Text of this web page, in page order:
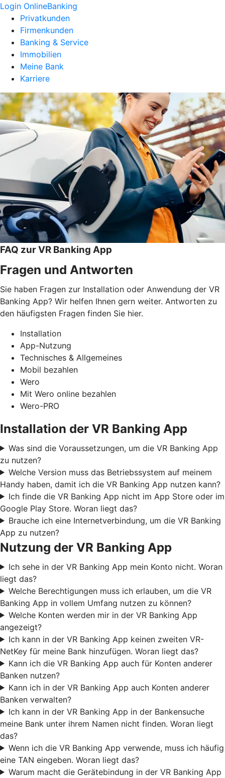
Login OnlineBanking
Privatkunden
Firmenkunden
Banking & Service
Immobilien
Meine Bank
Karriere
FAQ zur VR Banking App
Fragen und Antworten
Sie haben Fragen zur Installation oder Anwendung der VR
Banking App? Wir helfen Ihnen gern weiter. Antworten zu
den häufigsten Fragen finden Sie hier.
Installation
App-Nutzung
Technisches & Allgemeines
Mobil bezahlen
Wero
Mit Wero online bezahlen
Wero-PRO
Installation der VR Banking App
Was sind die Voraussetzungen, um die VR Banking App
zu nutzen?
Welche Version muss das Betriebssystem auf meinem
Handy haben, damit ich die VR Banking App nutzen kann?
Ich finde die VR Banking App nicht im App Store oder im
Google Play Store. Woran liegt das?
Brauche ich eine Internetverbindung, um die VR Banking
App zu nutzen?
Nutzung der VR Banking App
Ich sehe in der VR Banking App mein Konto nicht. Woran
liegt das?
Welche Berechtigungen muss ich erlauben, um die VR
Banking App in vollem Umfang nutzen zu können?
Welche Konten werden mir in der VR Banking App
angezeigt?
Ich kann in der VR Banking App keinen zweiten VR-
NetKey für meine Bank hinzufügen. Woran liegt das?
Kann ich die VR Banking App auch für Konten anderer
Banken nutzen?
Kann ich in der VR Banking App auch Konten anderer
Banken verwalten?
Ich kann in der VR Banking App in der Bankensuche
meine Bank unter ihrem Namen nicht finden. Woran liegt
das?
Wenn ich die VR Banking App verwende, muss ich häufig
eine TAN eingeben. Woran liegt das?
Warum macht die Gerätebindung in der VR Banking App